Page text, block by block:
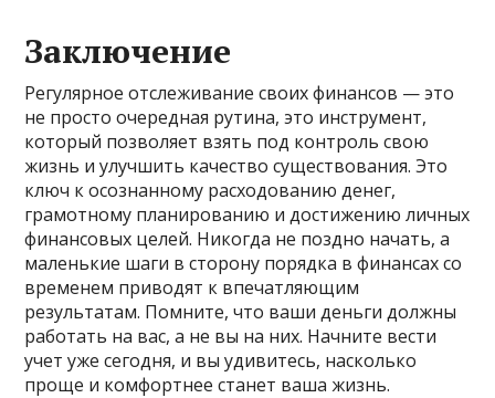
Заключение
Регулярное отслеживание своих финансов — это
не просто очередная рутина, это инструмент,
который позволяет взять под контроль свою
жизнь и улучшить качество существования. Это
ключ к осознанному расходованию денег,
грамотному планированию и достижению личных
финансовых целей. Никогда не поздно начать, а
маленькие шаги в сторону порядка в финансах со
временем приводят к впечатляющим
результатам. Помните, что ваши деньги должны
работать на вас, а не вы на них. Начните вести
учет уже сегодня, и вы удивитесь, насколько
проще и комфортнее станет ваша жизнь.